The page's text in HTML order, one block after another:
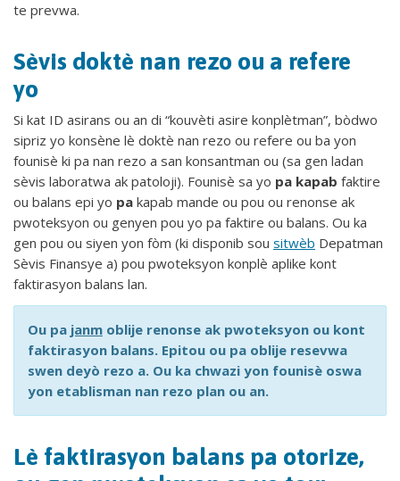
te prevwa.
Sèvis doktè nan rezo ou a refere
yo
Si kat ID asirans ou an di “kouvèti asire konplètman”, bòdwo
sipriz yo konsène lè doktè nan rezo ou refere ou ba yon
founisè ki pa nan rezo a san konsantman ou (sa gen ladan
sèvis laboratwa ak patoloji). Founisè sa yo pa kapab faktire
ou balans epi yo pa kapab mande ou pou ou renonse ak
pwoteksyon ou genyen pou yo pa faktire ou balans. Ou ka
gen pou ou siyen yon fòm (ki disponib sou sitwèb Depatman
Sèvis Finansye a) pou pwoteksyon konplè aplike kont
faktirasyon balans lan.
Ou pa janm oblije renonse ak pwoteksyon ou kont
faktirasyon balans. Epitou ou pa oblije resevwa
swen deyò rezo a. Ou ka chwazi yon founisè oswa
yon etablisman nan rezo plan ou an.
Lè faktirasyon balans pa otorize,